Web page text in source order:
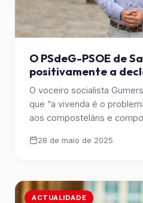
O PSdeG-PSOE de
positivamente a
como zona
que non poña
O voceiro socialista
que “a vivenda é o
aos composteláns e
garantir este dereito”.
28 de maio de 2025
ACTUALIDADE